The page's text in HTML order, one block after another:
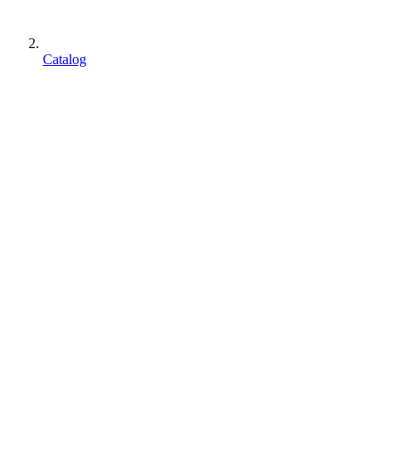
Catalog